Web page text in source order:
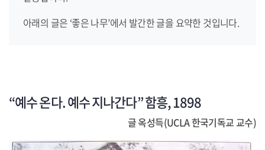
아래의 글은 ‘좋은 나무’에서 발간한 글을 요약한 것입니다.
“예수 온다.예수 지나간다”함흥, 1898
글옥성득(UCLA한국기독교 교수)